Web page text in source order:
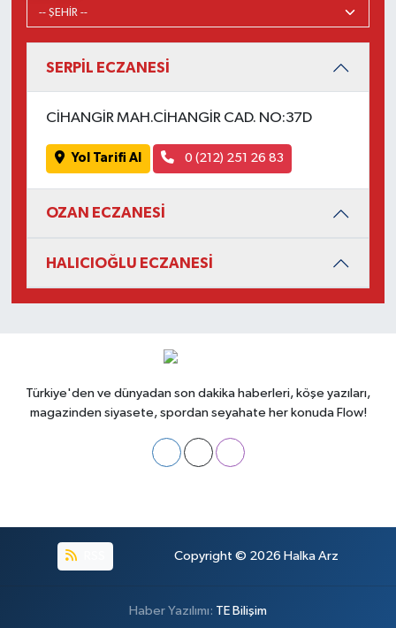
SERPİL ECZANESİ
CİHANGİR MAH.CİHANGİR CAD. NO:37D
Yol Tarifi Al 0 (212) 251 26 83
OZAN ECZANESİ
HALICIOĞLU ECZANESİ
Türkiye'den ve dünyadan son dakika haberleri, köşe yazıları,
magazinden siyasete, spordan seyahate her konuda Flow!
Copyright © 2026 Halka Arz
Haber Yazılımı: TE Bilişim